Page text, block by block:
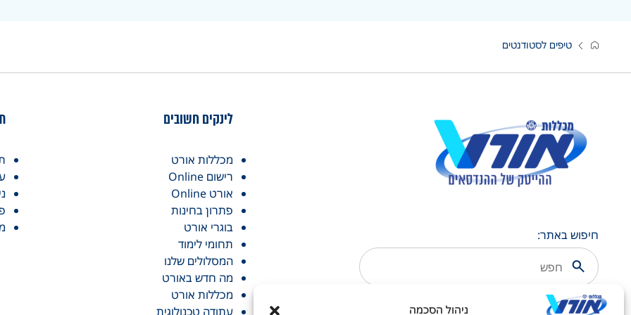
ניהול הסכמה
טיפים לסטודנטים
חיפוש באתר:
לינקים חשובים
מכללות אורט
רישום Online
אורט Online
פתרון בחינות
בוגרי אורט
תחומי לימוד
המסלולים שלנו
מה חדש באורט
מכללות אורט
עתודה טכנולוגית